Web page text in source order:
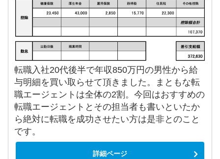
転職入社20代後半で年収850万円の男性から給
与明細を買い取らせて頂きました。まともな転
職エージェントは全体の2割。今回はおすすめの
転職エージェントとその担当者も書いといたか
ら絶対に転職を成功させたい方は是非とのこと
です。
詳細ページ